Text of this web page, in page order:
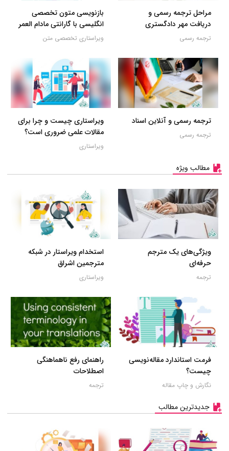
مراحل ترجمه رسمی و
دریافت مهر دادگستری
ترجمه رسمی
بازنویسی متون تخصصی
انگلیسی با گارانتی مادام العمر
ویراستاری تخصصی متن
ترجمه رسمی و آنلاین اسناد
ترجمه رسمی
ویراستاری چیست و چرا برای
مقالات علمی ضروری است؟
ویراستاری
مطالب ویژه
ویژگی‌های یک مترجم
حرفه‌ای
ترجمه
استخدام ویراستار در شبکه
مترجمین اشراق
ویراستاری
فرمت استاندارد مقاله‌نویسی
چیست؟
نگارش و چاپ مقاله
راهنمای رفع ناهماهنگی
اصطلاحات
ترجمه
جدیدترین مطالب